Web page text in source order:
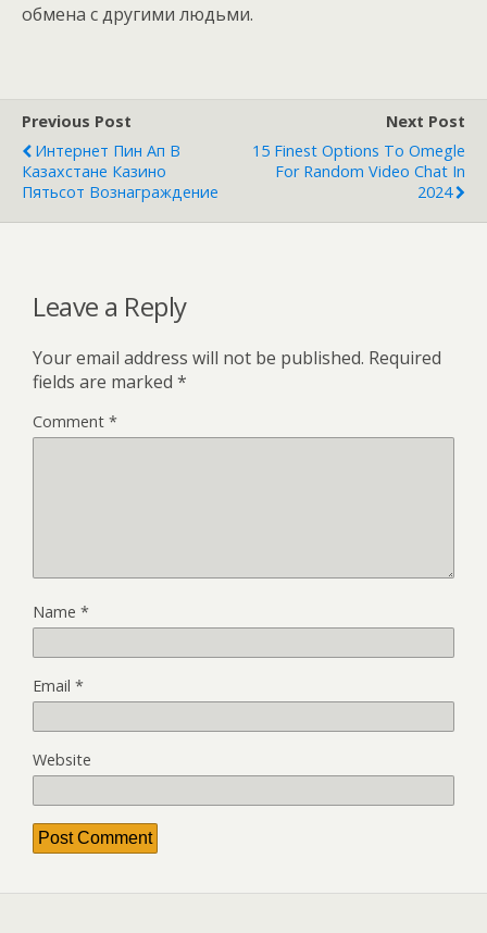
обмена с другими людьми.
Previous Post
Интернет Пин Ап В
Казахстане Казино
Пятьсот Вознаграждение
Next Post
15 Finest Options To Omegle
For Random Video Chat In
2024
Leave a Reply
Your email address will not be published. Required
fields are marked *
Comment *
Name *
Email *
Website